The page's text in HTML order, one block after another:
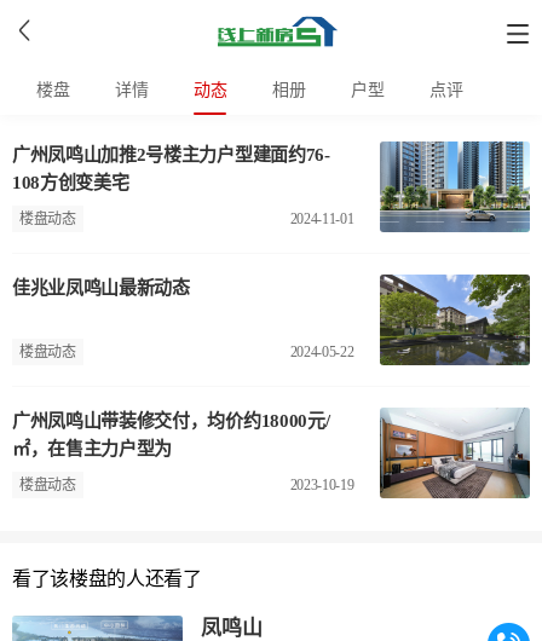
楼盘 详情 动态 相册 户型 点评
广州凤鸣山加推2号楼主力户型建面约76-
108方创变美宅
楼盘动态 2024-11-01
佳兆业凤鸣山最新动态
楼盘动态 2024-05-22
广州凤鸣山带装修交付，均价约18000元/
㎡，在售主力户型为
楼盘动态 2023-10-19
看了该楼盘的人还看了
凤鸣山